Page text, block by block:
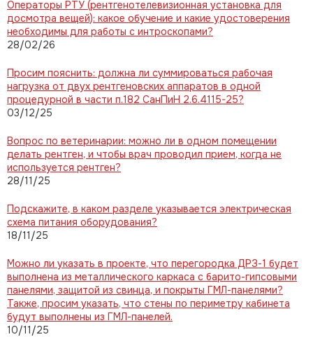
Операторы РТУ (рентгенотелевизионная установка для
досмотра вещей): какое обучение и какие удостоверения
необходимы для работы с интроскопами?
28/02/26
Просим пояснить: должна ли суммироваться рабочая
нагрузка от двух рентгеновских аппаратов в одной
процедурной в части п.182 СанПиН 2.6.4115-25?
03/12/25
Вопрос по ветеринарии: можно ли в одном помещении
делать рентген, и чтобы врач проводил прием, когда не
используется рентген?
28/11/25
Подскажите, в каком разделе указывается электрическая
схема питания оборудования?
18/11/25
Можно ли указать в проекте, что перегородка ДРЗ-1 будет
выполнена из металлического каркаса с барито-гипсовыми
панелями, защитой из свинца, и покрыты ГМЛ-панелями?
Также, просим указать, что стены по периметру кабинета
будут выполнены из ГМЛ-панелей.
10/11/25